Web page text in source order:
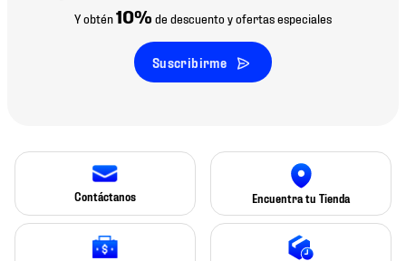
Y obtén10% de descuento y ofertas especiales
Suscribirme
Contáctanos Encuentra tu Tienda